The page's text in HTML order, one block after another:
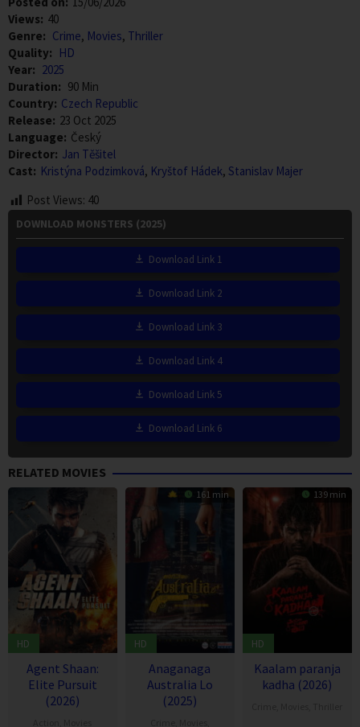
Views: 40
Genre: Crime, Movies, Thriller
Quality: HD
Year: 2025
Duration: 90 Min
Country: Czech Republic
Release: 23 Oct 2025
Language: Český
Director: Jan Těšitel
Cast: Kristýna Podzimková, Kryštof Hádek, Stanislav Majer
Post Views: 40
DOWNLOAD MONSTERS (2025)
Download Link 1
Download Link 2
Download Link 3
Download Link 4
Download Link 5
Download Link 6
RELATED MOVIES
HD
Agent Shaan:
Elite Pursuit
(2026)
161 min
HD
Anaganaga
Australia Lo
(2025)
139 min
HD
Kaalam paranja
kadha (2026)